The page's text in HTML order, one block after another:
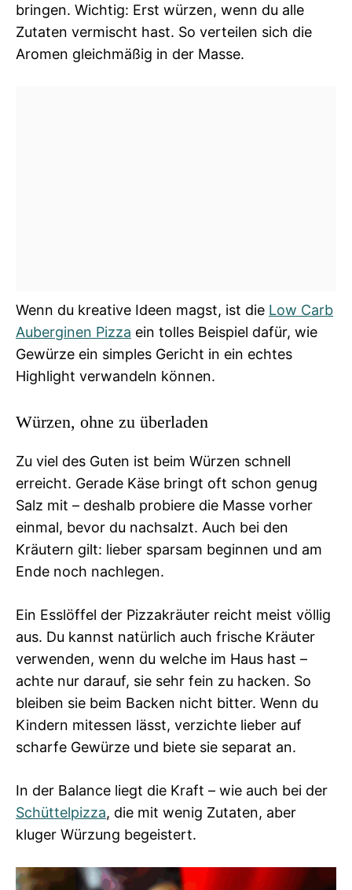
bringen. Wichtig: Erst würzen, wenn du alle
Zutaten vermischt hast. So verteilen sich die
Aromen gleichmäßig in der Masse.
Wenn du kreative Ideen magst, ist die Low Carb
Auberginen Pizza ein tolles Beispiel dafür, wie
Gewürze ein simples Gericht in ein echtes
Highlight verwandeln können.
Würzen, ohne zu überladen
Zu viel des Guten ist beim Würzen schnell
erreicht. Gerade Käse bringt oft schon genug
Salz mit – deshalb probiere die Masse vorher
einmal, bevor du nachsalzt. Auch bei den
Kräutern gilt: lieber sparsam beginnen und am
Ende noch nachlegen.
Ein Esslöffel der Pizzakräuter reicht meist völlig
aus. Du kannst natürlich auch frische Kräuter
verwenden, wenn du welche im Haus hast –
achte nur darauf, sie sehr fein zu hacken. So
bleiben sie beim Backen nicht bitter. Wenn du
Kindern mitessen lässt, verzichte lieber auf
scharfe Gewürze und biete sie separat an.
In der Balance liegt die Kraft – wie auch bei der
Schüttelpizza, die mit wenig Zutaten, aber
kluger Würzung begeistert.